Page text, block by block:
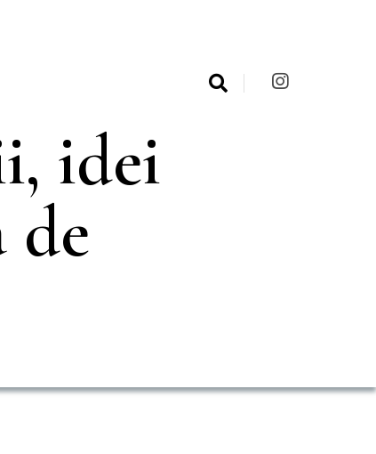
idei
de